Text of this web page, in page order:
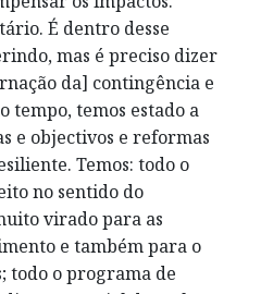
É dentro desse
mas é preciso dizer
da] contingência e
tempo, temos estado a
e objectivos e reformas
Temos: todo o
no sentido do
virado para as
e também para o
todo o programa de